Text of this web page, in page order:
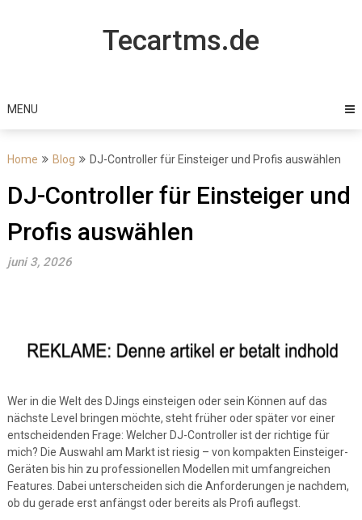
Tecartms.de
MENU
Home Blog DJ-Controller für Einsteiger und Profis auswählen
DJ-Controller für Einsteiger und
Profis auswählen
juni 3, 2026
Wer in die Welt des DJings einsteigen oder sein Können auf das
nächste Level bringen möchte, steht früher oder später vor einer
entscheidenden Frage: Welcher DJ-Controller ist der richtige für
mich? Die Auswahl am Markt ist riesig – von kompakten Einsteiger-
Geräten bis hin zu professionellen Modellen mit umfangreichen
Features. Dabei unterscheiden sich die Anforderungen je nachdem,
ob du gerade erst anfängst oder bereits als Profi auflegst.